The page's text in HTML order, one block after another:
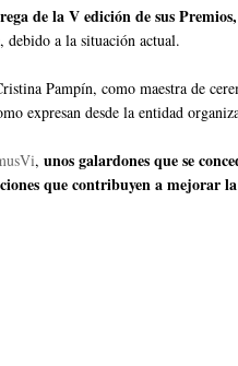
de la V edición de sus
, debido a la situación actual.
Pampín, como maestra de
expresan desde la entidad
, unos galardones que se
que contribuyen a mejorar